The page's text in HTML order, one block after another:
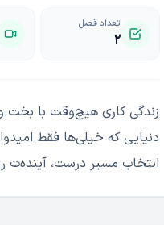
تعداد فصل
۲
زندگی کاری هیچ‌وقت با بخت
دنیایی که خیلی‌ها فقط
انتخاب مسیر درست، آینده‌ت